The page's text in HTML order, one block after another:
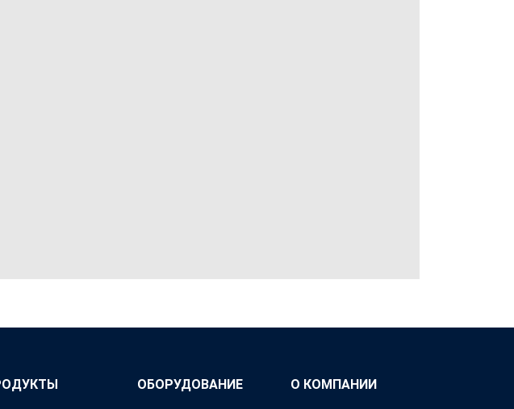
ОБОРУДОВАНИЕ О КОМПАНИИ